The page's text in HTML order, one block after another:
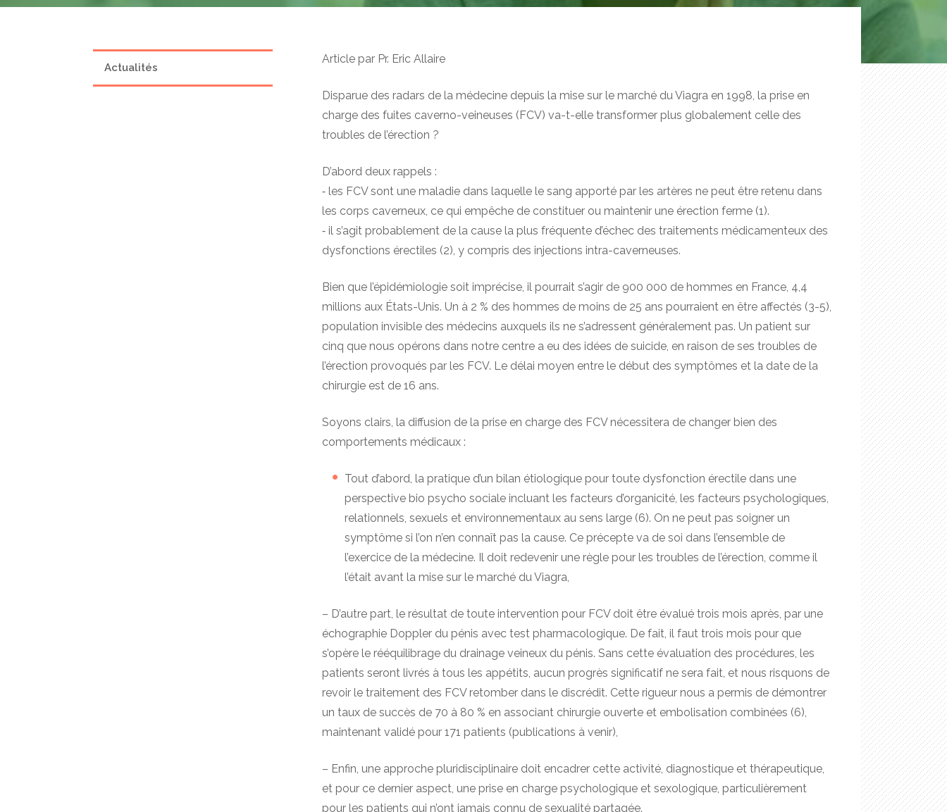
Article par Pr. Eric Allaire
Disparue des radars de la médecine depuis la mise sur le marché du Viagra en 1998, la prise en
charge des fuites caverno-veineuses (FCV) va-t-elle transformer plus globalement celle des
troubles de l’érection ?
D’abord deux rappels :
⁃ les FCV sont une maladie dans laquelle le sang apporté par les artères ne peut être retenu dans
les corps caverneux, ce qui empêche de constituer ou maintenir une érection ferme (1).
⁃ il s’agit probablement de la cause la plus fréquente d’échec des traitements médicamenteux des
dysfonctions érectiles (2), y compris des injections intra-caverneuses.
Bien que l’épidémiologie soit imprécise, il pourrait s’agir de 900 000 de hommes en France, 4,4
millions aux États-Unis. Un à 2 % des hommes de moins de 25 ans pourraient en être affectés (3-5),
population invisible des médecins auxquels ils ne s’adressent généralement pas. Un patient sur
cinq que nous opérons dans notre centre a eu des idées de suicide, en raison de ses troubles de
l’érection provoqués par les FCV. Le délai moyen entre le début des symptômes et la date de la
chirurgie est de 16 ans.
Soyons clairs, la diffusion de la prise en charge des FCV nécessitera de changer bien des
comportements médicaux :
Tout d’abord, la pratique d’un bilan étiologique pour toute dysfonction érectile dans une
perspective bio psycho sociale incluant les facteurs d’organicité, les facteurs psychologiques,
relationnels, sexuels et environnementaux au sens large (6). On ne peut pas soigner un
symptôme si l’on n’en connaît pas la cause. Ce précepte va de soi dans l’ensemble de
l’exercice de la médecine. Il doit redevenir une règle pour les troubles de l’érection, comme il
l’était avant la mise sur le marché du Viagra,
– D’autre part, le résultat de toute intervention pour FCV doit être évalué trois mois après, par une
échographie Doppler du pénis avec test pharmacologique. De fait, il faut trois mois pour que
s’opère le rééquilibrage du drainage veineux du pénis. Sans cette évaluation des procédures, les
patients seront livrés à tous les appétits, aucun progrès significatif ne sera fait, et nous risquons de
revoir le traitement des FCV retomber dans le discrédit. Cette rigueur nous a permis de démontrer
un taux de succès de 70 à 80 % en associant chirurgie ouverte et embolisation combinées (6),
maintenant validé pour 171 patients (publications à venir),
– Enfin, une approche pluridisciplinaire doit encadrer cette activité, diagnostique et thérapeutique,
et pour ce dernier aspect, une prise en charge psychologique et sexologique, particulièrement
pour les patients qui n’ont jamais connu de sexualité partagée.
Actualités